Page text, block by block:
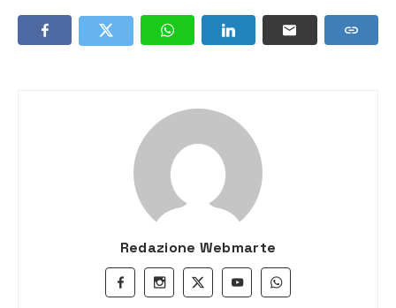
Redazione Webmarte